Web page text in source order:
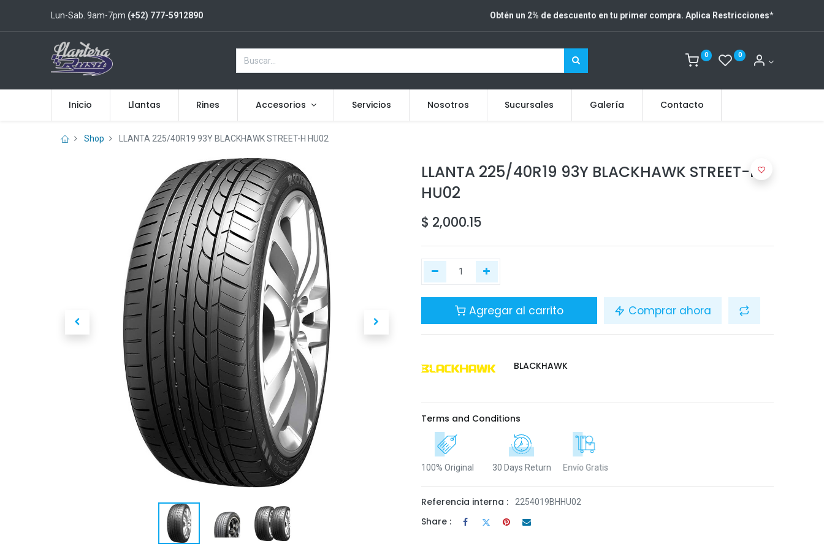
Lun-Sab. 9am-7pm (+52) 777-5912890 Obtén un 2% de descuento en tu primer compra. Aplica Restricciones*
0 0
Inicio Llantas Rines Accesorios Servicios Nosotros Sucursales Galería Contacto
Shop LLANTA 225/40R19 93Y BLACKHAWK STREET-H HU02
LLANTA 225/40R19 93Y BLACKHAWK STREET-H
HU02
$ 2,000.15
Agregar al carrito Comprar ahora
BLACKHAWK
Terms and Conditions
100% Original 30 Days Return Envío Gratis
Referencia interna : 2254019BHHU02
Share :